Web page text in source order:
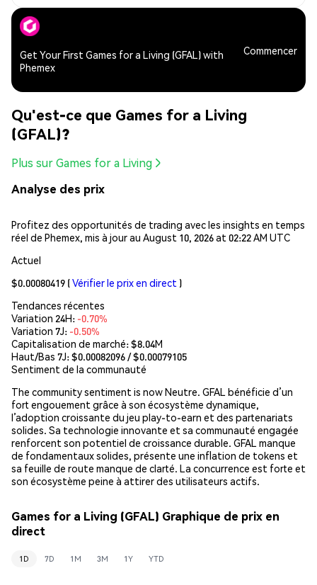
Get Your First Games for a Living (GFAL) with
Phemex
Commencer
Qu'est-ce que Games for a Living
(GFAL)?
Plus sur Games for a Living
Analyse des prix
Profitez des opportunités de trading avec les insights en temps
réel de Phemex, mis à jour au August 10, 2026 at 02:22 AM UTC
Actuel
$0.00080419 (Vérifier le prix en direct )
Tendances récentes
Variation 24H: -0.70%
Variation 7J: -0.50%
Capitalisation de marché:$8.04M
Haut/Bas 7J: $0.00082096/ $0.00079105
Sentiment de la communauté
The community sentiment is now Neutre. GFAL bénéficie d’un
fort engouement grâce à son écosystème dynamique,
l’adoption croissante du jeu play-to-earn et des partenariats
solides. Sa technologie innovante et sa communauté engagée
renforcent son potentiel de croissance durable. GFAL manque
de fondamentaux solides, présente une inflation de tokens et
sa feuille de route manque de clarté. La concurrence est forte et
son écosystème peine à attirer des utilisateurs actifs.
Games for a Living (GFAL) Graphique de prix en
direct
1D 7D 1M 3M 1Y YTD